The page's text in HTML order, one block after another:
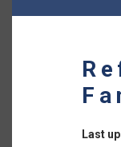
Last